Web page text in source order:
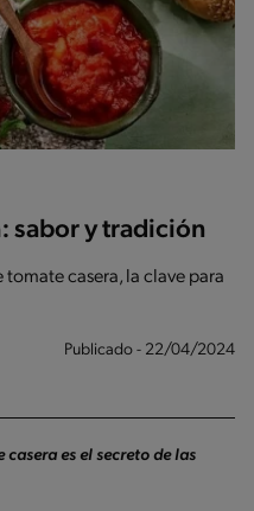
sabor y tradición
tomate casera, la clave para
Publicado - 22/04/2024
es el secreto de las